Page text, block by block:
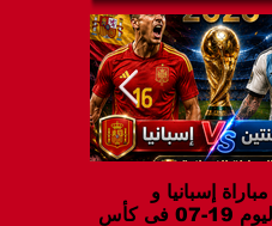
إسبانيا و
الأرجنتين اليوم 19-07 فى كأس